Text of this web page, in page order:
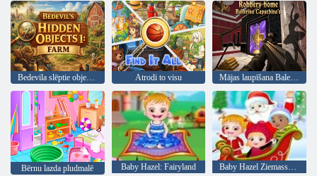
Bedevila slēptie objekti 1: ferma Atrodi to visu Mājas laupīšana Balerīna Kapučina
Bērnu lazda pludmalē Baby Hazel: Fairyland Baby Hazel Ziemassvētku pārsteigums